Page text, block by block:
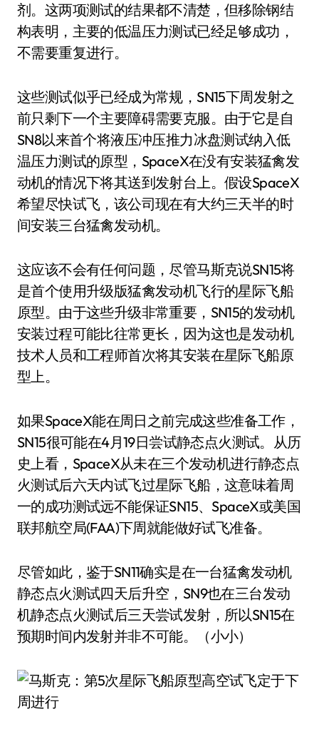
剂。这两项测试的结果都不清楚，但移除钢结
构表明，主要的低温压力测试已经足够成功，
不需要重复进行。
这些测试似乎已经成为常规，SN15下周发射之
前只剩下一个主要障碍需要克服。由于它是自
SN8以来首个将液压冲压推力冰盘测试纳入低
温压力测试的原型，SpaceX在没有安装猛禽发
动机的情况下将其送到发射台上。假设SpaceX
希望尽快试飞，该公司现在有大约三天半的时
间安装三台猛禽发动机。
这应该不会有任何问题，尽管马斯克说SN15将
是首个使用升级版猛禽发动机飞行的星际飞船
原型。由于这些升级非常重要，SN15的发动机
安装过程可能比往常更长，因为这也是发动机
技术人员和工程师首次将其安装在星际飞船原
型上。
如果SpaceX能在周日之前完成这些准备工作，
SN15很可能在4月19日尝试静态点火测试。从历
史上看，SpaceX从未在三个发动机进行静态点
火测试后六天内试飞过星际飞船，这意味着周
一的成功测试远不能保证SN15、SpaceX或美国
联邦航空局(FAA)下周就能做好试飞准备。
尽管如此，鉴于SN11确实是在一台猛禽发动机
静态点火测试四天后升空，SN9也在三台发动
机静态点火测试后三天尝试发射，所以SN15在
预期时间内发射并非不可能。（小小）